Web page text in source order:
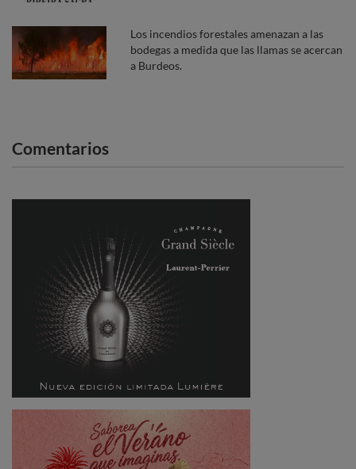
Los incendios forestales amenazan a las
bodegas a medida que las llamas se acercan
a Burdeos.
Comentarios